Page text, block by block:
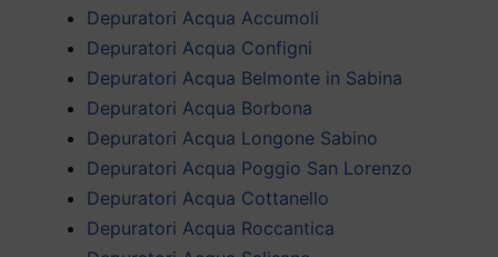
Depuratori Acqua Accumoli
Depuratori Acqua Configni
Depuratori Acqua Belmonte in Sabina
Depuratori Acqua Borbona
Depuratori Acqua Longone Sabino
Depuratori Acqua Poggio San Lorenzo
Depuratori Acqua Cottanello
Depuratori Acqua Roccantica